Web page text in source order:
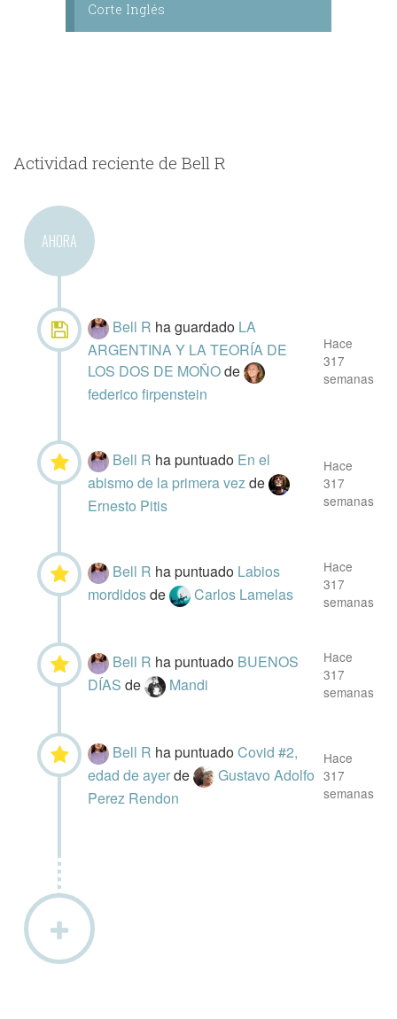
Corte Inglés
Actividad reciente de Bell R
AHORA
Bell R ha guardado LA
ARGENTINA Y LA TEORÍA DE
LOS DOS DE MOÑOde
federico firpenstein
Hace
317
semanas
Bell R ha puntuado En el
abismo de la primera vezde
Ernesto Pitis
Hace
317
semanas
Bell R ha puntuado Labios
mordidosde Carlos Lamelas
Hace
317
semanas
Bell R ha puntuado BUENOS
DÍASde Mandi
Hace
317
semanas
Bell R ha puntuadoCovid #2,
edad de ayerde
Gustavo Adolfo
Perez Rendon
Hace
317
semanas